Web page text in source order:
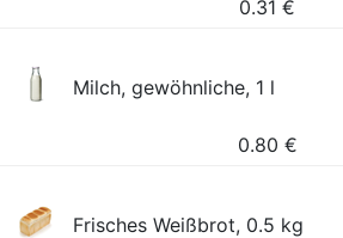
0.31 €
Milch, gewöhnliche, 1 l
0.80 €
Frisches Weißbrot, 0.5 kg